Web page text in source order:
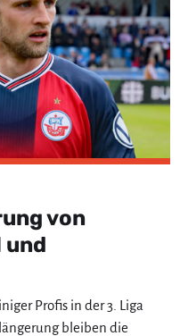
von
und
Profis in der 3. Liga
bleiben die